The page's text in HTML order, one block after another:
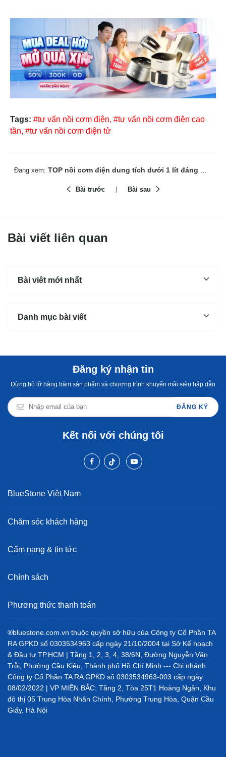
Tags: #tư vấn nồi cơm điện, #tư vấn nồi cơm điện cao
tần, #tư vấn nồi cơm điện tử
Đang xem: TOP nồi cơm điện dung tích dưới 1 lít đáng mua tại BlueStone
Bài trước Bài sau
Bài viết liên quan
Bài viêt mới nhất
Danh mục bài viết
Đăng ký nhận tin
Đừng bỏ lỡ hàng trăm sản phẩm và chương trình khuyến mãi siêu hấp dẫn
ĐĂNG KÝ
Kết nối với chúng tôi
BlueStone Việt Nam
Chăm sóc khách hàng
Cẩm nang & tin tức
Chính sách
Phương thức thanh toán
®bluestone.com.vn thuộc quyền sở hữu của Công ty Cổ Phần TA
RA GPKD số 0303534963 cấp ngày 21/10/2004 tại Sở Kế hoạch
& Đầu tư TP.HCM | Tầng 1, 2, 3, 4, 38/6N, Đường Nguyễn Văn
Trỗi, Phường Cầu Kiệu, Thành phố Hồ Chí Minh --- Chi nhánh
Công ty Cổ Phần TA RA GPKD số 0303534963-003 cấp ngày
08/02/2022 | VP MIỀN BẮC: Tầng 2, Tòa 25T1 Hoàng Ngân, Khu
đô thị 05 Trung Hòa Nhân Chính, Phường Trung Hòa, Quận Cầu
Giấy, Hà Nội